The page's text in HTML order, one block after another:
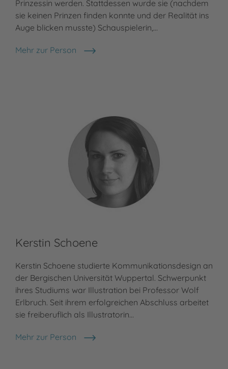
Prinzessin werden. Stattdessen wurde sie (nachdem
sie keinen Prinzen finden konnte und der Realität ins
Auge blicken musste) Schauspielerin,…
Mehr zur Person
Sabine Bohlmann
Kerstin Schoene
Kerstin Schoene studierte Kommunikationsdesign an
der Bergischen Universität Wuppertal. Schwerpunkt
ihres Studiums war Illustration bei Professor Wolf
Erlbruch. Seit ihrem erfolgreichen Abschluss arbeitet
sie freiberuflich als Illustratorin…
Mehr zur Person
Kerstin Schoene